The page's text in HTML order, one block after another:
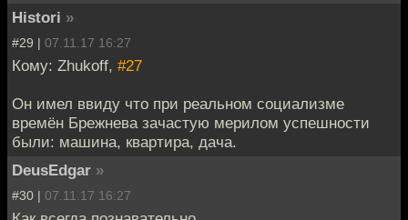
Histori »
#29 | 07.11.17 16:27
Кому: Zhukoff, #27
Он имел ввиду что при реальном социализме
времён Брежнева зачастую мерилом успешности
были: машина, квартира, дача.
DeusEdgar »
#30 | 07.11.17 16:27